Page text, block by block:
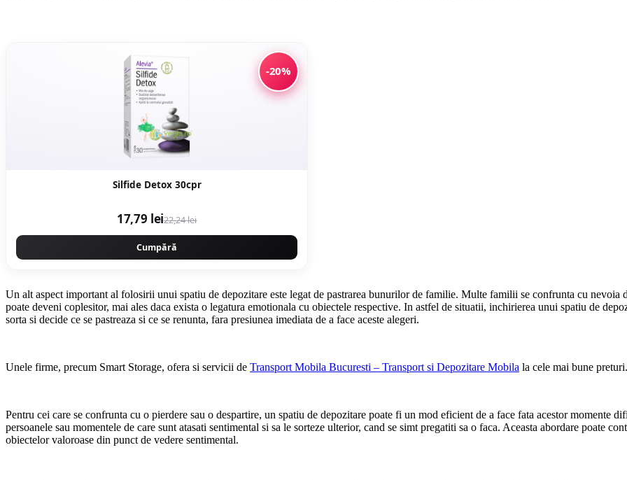
-20%
Silfide Detox 30cpr
17,79 lei22,24 lei
Cumpără
Un alt aspect important al folosirii unui spatiu de depozitare este legat de pastrarea bunurilor de familie. Multe familii se confrunta cu nevoia
poate deveni coplesitor, mai ales daca exista o legatura emotionala cu obiectele respective. In astfel de situatii, inchirierea unui spatiu de
sorta si decide ce se pastreaza si ce se renunta, fara presiunea imediata de a face aceste alegeri.
Unele firme, precum Smart Storage, ofera si servicii de Transport Mobila Bucuresti – Transport si Depozitare Mobila la cele mai bune preturi.
Pentru cei care se confrunta cu o pierdere sau o despartire, un spatiu de depozitare poate fi un mod eficient de a face fata acestor momente
persoanele sau momentele de care sunt atasati sentimental si sa le sorteze ulterior, cand se simt pregatiti sa o faca. Aceasta abordare poate
obiectelor valoroase din punct de vedere sentimental.